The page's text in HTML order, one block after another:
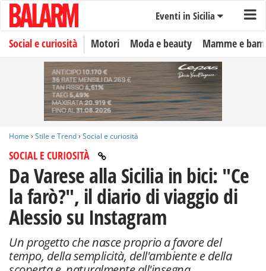
Eventi in Sicilia
Social e curiosità Motori Moda e beauty Mamme e
Home › Stile e Trend› Social e curiosità
SOCIAL E CURIOSITÀ
Da Varese alla Sicilia in bici: "Ce
la farò?", il diario di viaggio di
Alessio su Instagram
Un progetto che nasce proprio a favore del
tempo, della semplicità, dell'ambiente e della